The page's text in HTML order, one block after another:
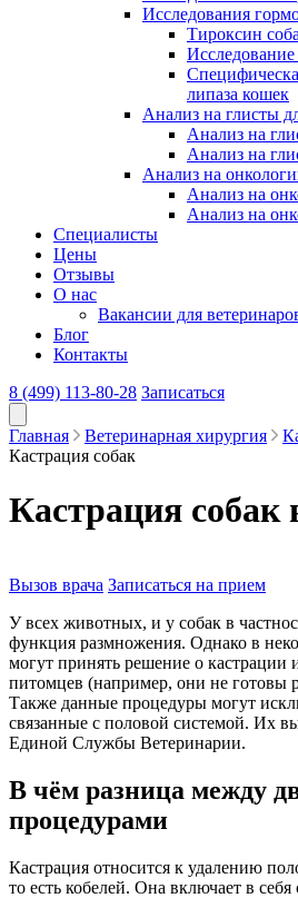
Исследования
Тироксин
Исследование
липаза кошек
Анализ на глисты
Анализ на
Анализ на
Анализ на
Анализ на
Анализ на
Специалисты
Цены
Отзывы
О нас
Вакансии для
Блог
Контакты
8 (499) 113-80-28 Записаться
Главная Ветеринарная хирургия
Кастрация собак
Кастрация
Вызов врача Записаться на прием
У всех животных, и у собак в
функция размножения. Однако в
могут принять решение о кастрации
питомцев (например, они не готовы
Также данные процедуры могут
связанные с половой системой. Их
Единой Службы Ветеринарии.
В чём разница между
процедурами
Кастрация относится к удалению
то есть кобелей. Она включает в